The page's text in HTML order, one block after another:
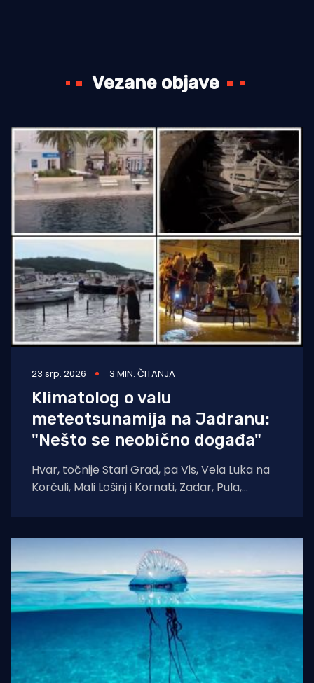
Vezane objave
23 srp. 2026 3 MIN. ČITANJA
Klimatolog o valu
meteotsunamija na Jadranu:
"Nešto se neobično događa"
Hvar, točnije Stari Grad, pa Vis, Vela Luka na
Korčuli, Mali Lošinj i Kornati, Zadar, Pula,